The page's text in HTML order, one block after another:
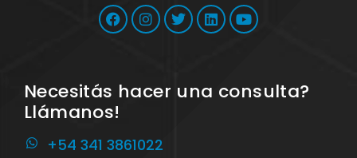
Necesitás hacer una consulta?
Llámanos!
+54 341 3861022